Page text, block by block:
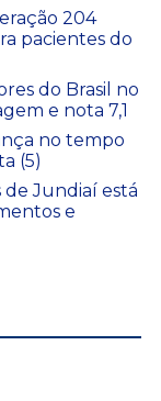
204
pacientes do
do Brasil no
e nota 7,1
no tempo
(5)
de Jundiaí está
e